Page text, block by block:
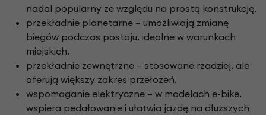
nadal popularny ze względu na prostą konstrukcję.
przekładnie planetarne – umożliwiają zmianę
biegów podczas postoju, idealne w warunkach
miejskich.
przekładnie zewnętrzne – stosowane rzadziej, ale
oferują większy zakres przełożeń.
wspomaganie elektryczne – w modelach e-bike,
wspiera pedałowanie i ułatwia jazdę na dłuższych